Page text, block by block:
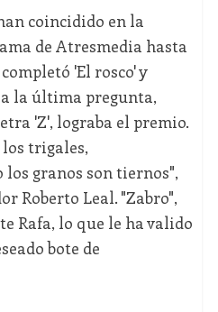
coincidido en la
de Atresmedia hasta
completó 'El rosco' y
a la última pregunta,
'Z', lograba el premio.
los trigales,
los granos son tiernos",
Roberto Leal. "Zabro",
Rafa, lo que le ha valido
bote de